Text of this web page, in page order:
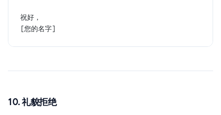
祝好，
[您的名字]
10. 礼貌拒绝